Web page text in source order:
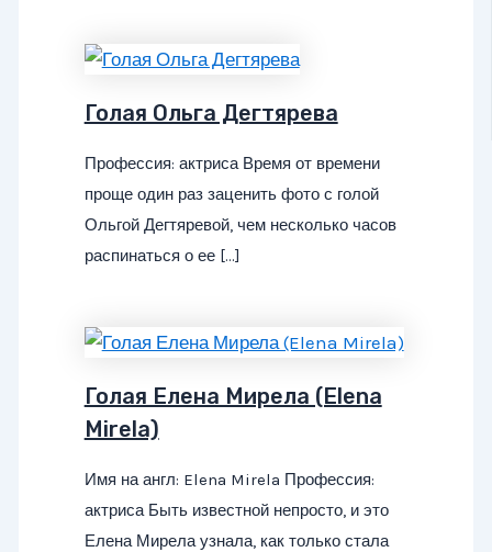
Голая Ольга Дегтярева
Профессия: актриса Время от времени
проще один раз заценить фото с голой
Ольгой Дегтяревой, чем несколько часов
распинаться о ее […]
Голая Елена Мирела (Elena
Mirela)
Имя на англ: Elena Mirela Профессия:
актриса Быть известной непросто, и это
Елена Мирела узнала, как только стала